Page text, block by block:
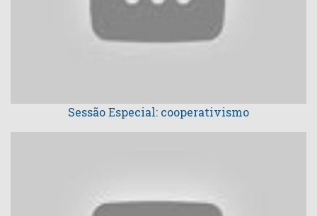
Sessão Especial: cooperativismo